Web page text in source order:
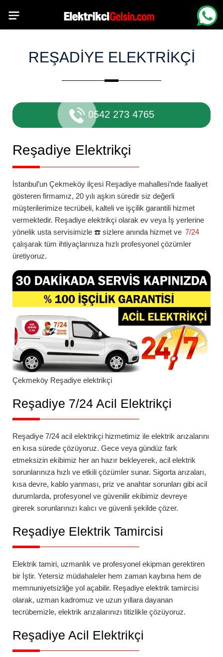
REŞADIYE ELEKTRIKÇI
0542 273 4765
Reşadiye Elektrikçi
İstanbul’un Çekmeköy ilçesi Reşadiye mahallesi’nde faaliyet
gösteren firmamız, 20 yılı aşkın süredir siz değerli
müşterilerimize tecrübeli, kalteli ve işçilik garantili hizmet
vermektedir. Reşadiye elektrikçi olarak ev veya İş yerlerine
yönelik usta servisimizle ☎️ sizlere anında hizmet ve 7/24
çalışarak tüm ihtiyaçlarınıza hızlı profesyonel çözümler
üretiyoruz.
Çekmeköy Reşadiye elektrikçi
Reşadiye 7/24 Acil Elektrikçi
Reşadiye 7/24 acil elektrikçi hizmetimiz ile elektrik arızalarını
en kısa sürede çözüyoruz. Gece veya gündüz fark
etmeksizin ekibimiz her an hazır bekleyerek, acil elektrik
sorunlarınıza hızlı ve etkili çözümler sunar. Sigorta arızaları,
kısa devre, kablo yanması, priz ve anahtar sorunları gibi acil
durumlarda, profesyonel ve güvenilir ekibimiz devreye
girerek sorunlarınızı kalıcı ve güvenli şekilde çözer.
Reşadiye Elektrik Tamircisi
Elektrik tamiri, uzmanlık ve profesyonel ekipman gerektiren
bir İştir. Yetersiz müdahaleler hem zaman kaybına hem de
memnuniyetsizliğe yol açabilir. Reşadiye elektrik tamircisi
olarak, uzman kadromuz ve uzun yıllara dayanan
tecrübemizle, elektrik arızalarınızı titizlikle çözüyoruz.
Reşadiye Acil Elektrikçi